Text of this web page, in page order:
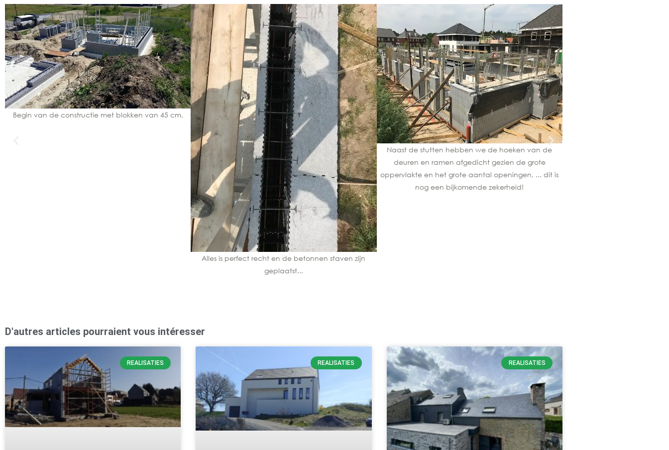
Begin van de constructie met blokken van 45 cm.
Alles is perfect recht en de betonnen staven zijn
geplaatst...
Naast de stutten hebben we de hoeken van de
deuren en ramen afgedicht gezien de grote
oppervlakte en het grote aantal openingen, ... dit is
nog een bijkomende zekerheid!
D'autres articles pourraient vous intéresser
REALISATIES REALISATIES REALISATIES